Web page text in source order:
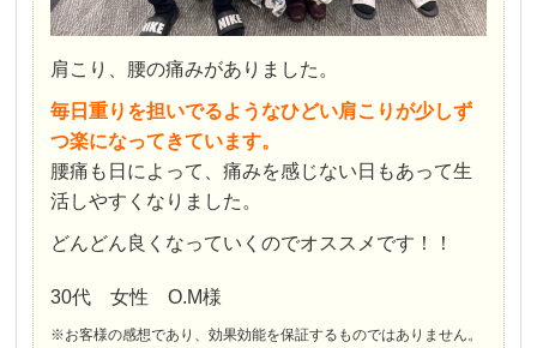
肩こり、腰の痛みがありました。
毎日重りを担いでるようなひどい肩こりが少しず
つ楽になってきています。
腰痛も日によって、痛みを感じない日もあって生
活しやすくなりました。
どんどん良くなっていくのでオススメです！！
30代 女性 O.M様
※お客様の感想であり、効果効能を保証するものではありません。